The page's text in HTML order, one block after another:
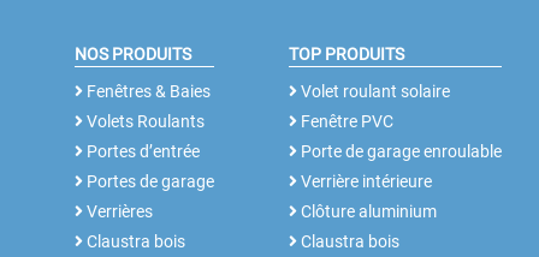
NOS PRODUITS
Fenêtres & Baies
Volets Roulants
Portes d’entrée
Portes de garage
Verrières
Claustra bois
TOP PRODUITS
Volet roulant solaire
Fenêtre PVC
Porte de garage enroulable
Verrière intérieure
Clôture aluminium
Claustra bois